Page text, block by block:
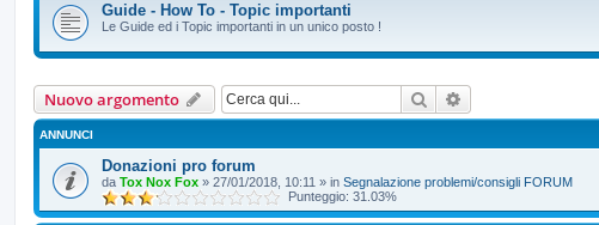
Guide - How To - Topic importanti
Le Guide ed i Topic importanti in un unico posto !
Nuovo argomento Cerca
ANNUNCI
Donazioni pro forum
da Tox Nox Fox » 27/01/2018, 10:11 » in Segnalazione problemi/consigli FORUM
Punteggio: 31.03%